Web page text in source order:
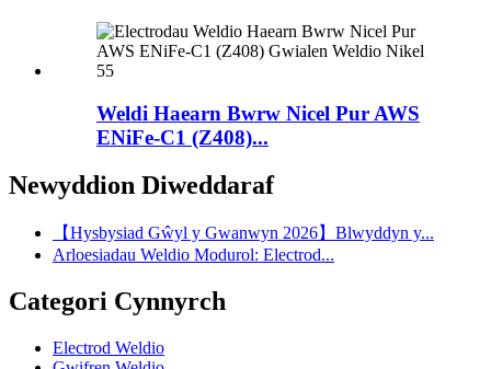
Weldi Haearn Bwrw Nicel Pur AWS
ENiFe-C1 (Z408)...
Newyddion Diweddaraf
【Hysbysiad Gŵyl y Gwanwyn 2026】Blwyddyn y...
Arloesiadau Weldio Modurol: Electrod...
Categori Cynnyrch
Electrod Weldio